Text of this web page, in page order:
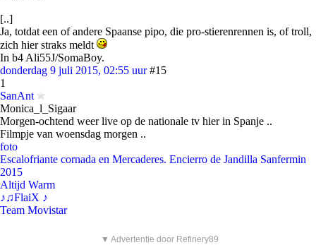
[..]
Ja, totdat een of andere Spaanse pipo, die pro-stierenrennen is, of troll,
zich hier straks meldt
In b4 Ali55J/SomaBoy.
donderdag 9 juli 2015, 02:55 uur #15
1
SanAnt
Monica_l_Sigaar
Morgen-ochtend weer live op de nationale tv hier in Spanje ..
Filmpje van woensdag morgen ..
foto
Escalofriante cornada en Mercaderes. Encierro de Jandilla Sanfermin
2015
Altijd Warm
♪♫FlaiX ♪
Team Movistar
▼ Advertentie door Refinery89